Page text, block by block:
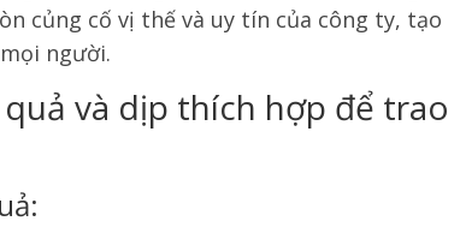
củng cố vị thế và uy tín của công ty, tạo
người.
và dịp thích hợp để trao